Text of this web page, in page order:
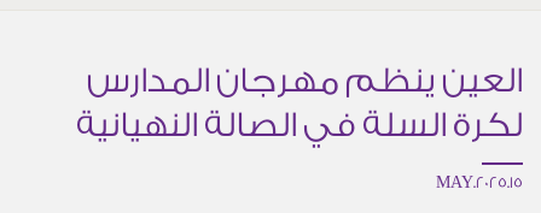
العين ينظم مهرجان المدارس
لكرة السلة في الصالة النهيانية
15.MAY.2025